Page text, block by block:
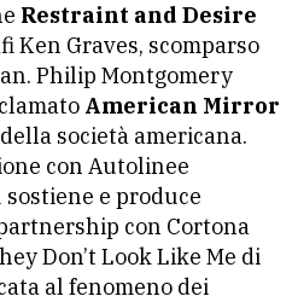
Restraint and Desire
Ken Graves, scomparso
Philip Montgomery
American Mirror
società americana.
con Autolinee
sostiene e produce
con Cortona
Don’t Look Like Me di
al fenomeno dei